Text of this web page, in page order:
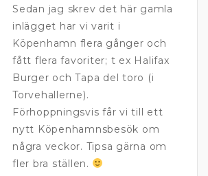
Sedan jag skrev det här gamla
inlägget har vi varit i
Köpenhamn flera gånger och
fått flera favoriter; t ex Halifax
Burger och Tapa del toro (i
Torvehallerne).
Förhoppningsvis får vi till ett
nytt Köpenhamnsbesök om
några veckor. Tipsa gärna om
fler bra ställen.